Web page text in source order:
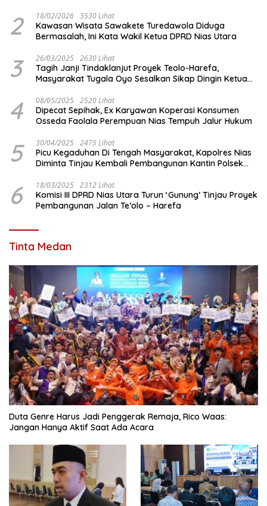
2 18/02/2026 3530 Lihat
Kawasan Wisata Sawakete Turedawola Diduga
Bermasalah, Ini Kata Wakil Ketua DPRD Nias Utara
3 26/03/2025 2630 Lihat
Tagih Janji Tindaklanjut Proyek Teolo-Harefa,
Masyarakat Tugala Oyo Sesalkan Sikap Dingin Ketua
4 08/05/2025 2520 Lihat
Dipecat Sepihak, Ex Karyawan Koperasi Konsumen
Osseda Faolala Perempuan Nias Tempuh Jalur Hukum
5 30/04/2025 2475 Lihat
Picu Kegaduhan Di Tengah Masyarakat, Kapolres Nias
Diminta Tinjau Kembali Pembangunan Kantin Polsek
6 18/03/2025 2312 Lihat
Komisi III DPRD Nias Utara Turun ‘Gunung’ Tinjau Proyek
Pembangunan Jalan Te’olo – Harefa
Tinta Medan
Duta Genre Harus Jadi Penggerak Remaja, Rico Waas:
Jangan Hanya Aktif Saat Ada Acara